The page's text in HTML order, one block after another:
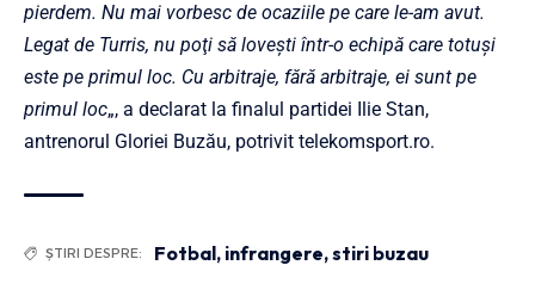
pierdem. Nu mai vorbesc de ocaziile pe care le-am avut.
Legat de Turris, nu poţi să loveşti într-o echipă care totuşi
este pe primul loc. Cu arbitraje, fără arbitraje, ei sunt pe
primul loc„, a declarat la finalul partidei Ilie Stan,
antrenorul Gloriei Buzău, potrivit telekomsport.ro.
ȘTIRI DESPRE: Fotbal, infrangere,stiri buzau